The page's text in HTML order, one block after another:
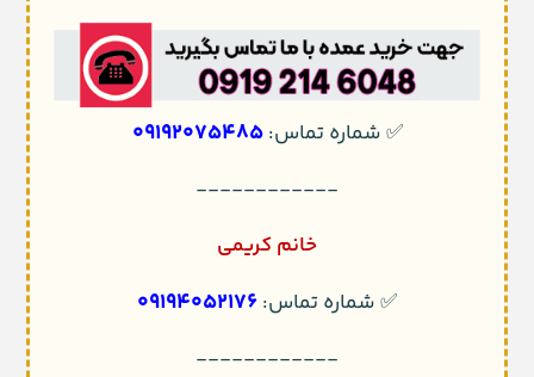
✅ شماره تماس:09192075485
------------
خانم کریمی
✅ شماره تماس:09194052176
------------